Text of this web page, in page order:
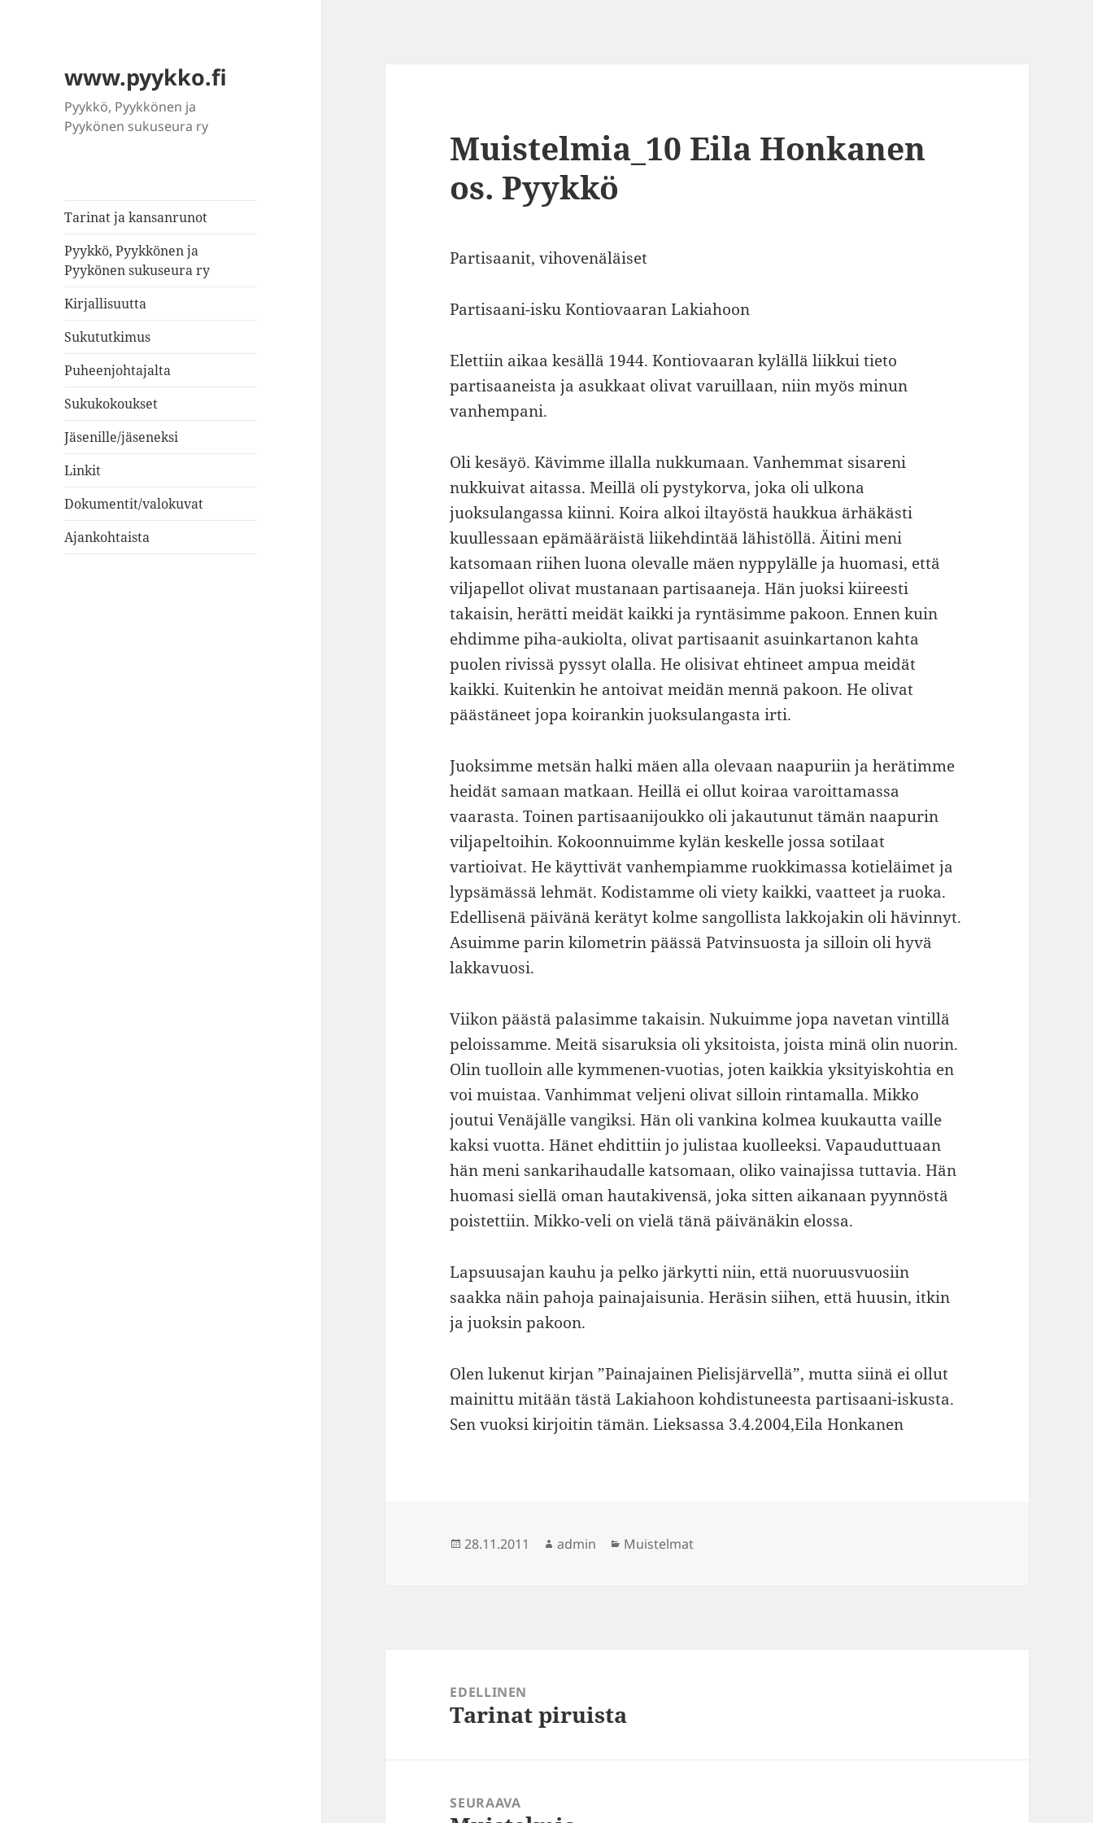
www.pyykko.fi
Pyykkö, Pyykkönen ja
Pyykönen sukuseura ry
Tarinat ja kansanrunot
Pyykkö, Pyykkönen ja
Pyykönen sukuseura ry
Kirjallisuutta
Sukututkimus
Puheenjohtajalta
Sukukokoukset
Jäsenille/jäseneksi
Linkit
Dokumentit/valokuvat
Ajankohtaista
Muistelmia_10 Eila Honkanen
os. Pyykkö
Partisaanit, vihovenäläiset
Partisaani-isku Kontiovaaran Lakiahoon
Elettiin aikaa kesällä 1944. Kontiovaaran kylällä liikkui tieto
partisaaneista ja asukkaat olivat varuillaan, niin myös minun
vanhempani.
Oli kesäyö. Kävimme illalla nukkumaan. Vanhemmat sisareni
nukkuivat aitassa. Meillä oli pystykorva, joka oli ulkona
juoksulangassa kiinni. Koira alkoi iltayöstä haukkua ärhäkästi
kuullessaan epämääräistä liikehdintää lähistöllä. Äitini meni
katsomaan riihen luona olevalle mäen nyppylälle ja huomasi, että
viljapellot olivat mustanaan partisaaneja. Hän juoksi kiireesti
takaisin, herätti meidät kaikki ja ryntäsimme pakoon. Ennen kuin
ehdimme piha-aukiolta, olivat partisaanit asuinkartanon kahta
puolen rivissä pyssyt olalla. He olisivat ehtineet ampua meidät
kaikki. Kuitenkin he antoivat meidän mennä pakoon. He olivat
päästäneet jopa koirankin juoksulangasta irti.
Juoksimme metsän halki mäen alla olevaan naapuriin ja herätimme
heidät samaan matkaan. Heillä ei ollut koiraa varoittamassa
vaarasta. Toinen partisaanijoukko oli jakautunut tämän naapurin
viljapeltoihin. Kokoonnuimme kylän keskelle jossa sotilaat
vartioivat. He käyttivät vanhempiamme ruokkimassa kotieläimet ja
lypsämässä lehmät. Kodistamme oli viety kaikki, vaatteet ja ruoka.
Edellisenä päivänä kerätyt kolme sangollista lakkojakin oli hävinnyt.
Asuimme parin kilometrin päässä Patvinsuosta ja silloin oli hyvä
lakkavuosi.
Viikon päästä palasimme takaisin. Nukuimme jopa navetan vintillä
peloissamme. Meitä sisaruksia oli yksitoista, joista minä olin nuorin.
Olin tuolloin alle kymmenen-vuotias, joten kaikkia yksityiskohtia en
voi muistaa. Vanhimmat veljeni olivat silloin rintamalla. Mikko
joutui Venäjälle vangiksi. Hän oli vankina kolmea kuukautta vaille
kaksi vuotta. Hänet ehdittiin jo julistaa kuolleeksi. Vapauduttuaan
hän meni sankarihaudalle katsomaan, oliko vainajissa tuttavia. Hän
huomasi siellä oman hautakivensä, joka sitten aikanaan pyynnöstä
poistettiin. Mikko-veli on vielä tänä päivänäkin elossa.
Lapsuusajan kauhu ja pelko järkytti niin, että nuoruusvuosiin
saakka näin pahoja painajaisunia. Heräsin siihen, että huusin, itkin
ja juoksin pakoon.
Olen lukenut kirjan ”Painajainen Pielisjärvellä”, mutta siinä ei ollut
mainittu mitään tästä Lakiahoon kohdistuneesta partisaani-iskusta.
Sen vuoksi kirjoitin tämän. Lieksassa 3.4.2004,Eila Honkanen
Julkaistu
28.11.2011 Kirjoittaja
admin Kategoriat
Muistelmat
EDELLINEN
Edellinen
Tarinat piruista
SEURAAVA